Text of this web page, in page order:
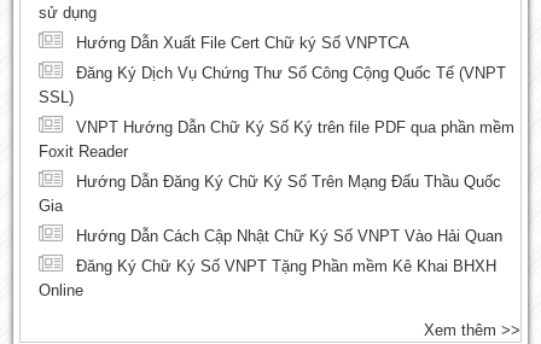
sử dụng
Hướng Dẫn Xuất File Cert Chữ ký Số VNPTCA
Đăng Ký Dịch Vụ Chứng Thư Số Công Cộng Quốc Tế (VNPT
SSL)
VNPT Hướng Dẫn Chữ Ký Số Ký trên file PDF qua phần mềm
Foxit Reader
Hướng Dẫn Đăng Ký Chữ Ký Số Trên Mạng Đấu Thầu Quốc
Gia
Hướng Dẫn Cách Cập Nhật Chữ Ký Số VNPT Vào Hải Quan
Đăng Ký Chữ Ký Số VNPT Tặng Phần mềm Kê Khai BHXH
Online
Xem thêm >>